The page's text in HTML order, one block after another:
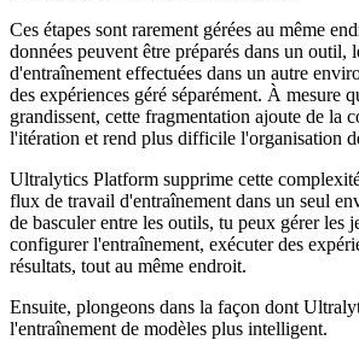
Ces étapes sont rarement gérées au même
données peuvent être préparés dans un outil,
d'entraînement effectuées dans un autre
des expériences géré séparément. À mesure
grandissent, cette fragmentation ajoute de la
l'itération et rend plus difficile l'organisation
Ultralytics Platform supprime cette
flux de travail d'entraînement dans un seul
de basculer entre les outils, tu peux gérer les
configurer l'entraînement, exécuter des
résultats, tout au même endroit.
Ensuite, plongeons dans la façon dont
l'entraînement de modèles plus intelligent.